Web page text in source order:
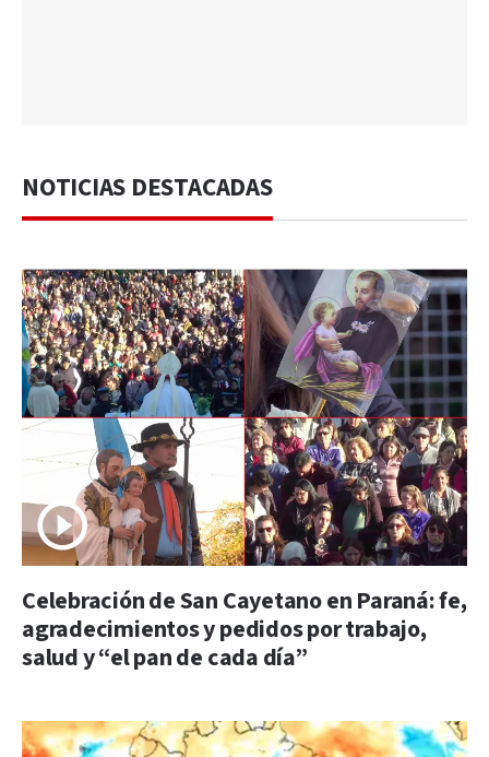
NOTICIAS DESTACADAS
Celebración de San Cayetano en Paraná: fe,
agradecimientos y pedidos por trabajo,
salud y “el pan de cada día”